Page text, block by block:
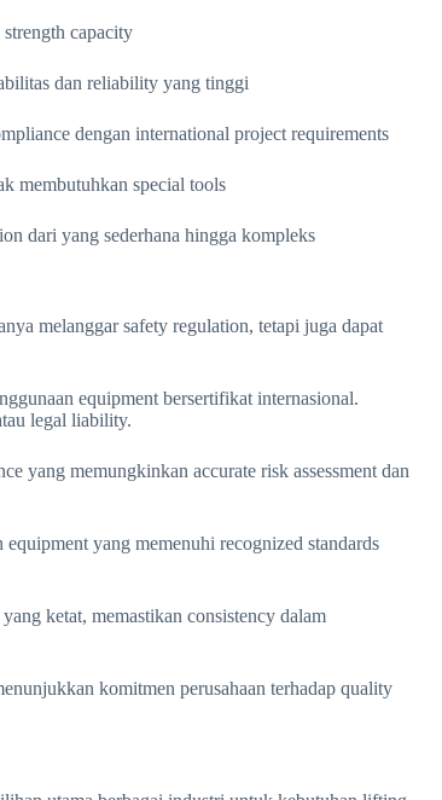
capacity
dan reliability yang tinggi
dengan international project requirements
membutuhkan special tools
dari yang sederhana hingga kompleks
melanggar safety regulation, tetapi juga dapat
equipment bersertifikat internasional.
legal liability.
yang memungkinkan accurate risk assessment dan
equipment yang memenuhi recognized standards
ketat, memastikan consistency dalam
komitmen perusahaan terhadap quality